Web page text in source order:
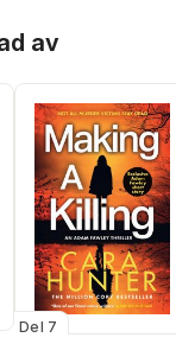
av
Del 7